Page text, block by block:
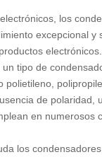
los
excepcional
electrónicos.
tipo de
de
en
los